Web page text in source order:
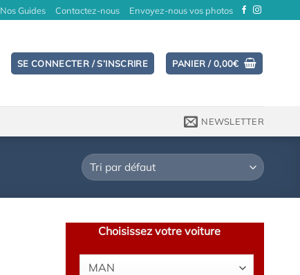
Nos Guides Contactez-nous Envoyez-nous vos photos
SE CONNECTER / S’INSCRIRE PANIER /0,00€
NEWSLETTER
Choisissez votre voiture